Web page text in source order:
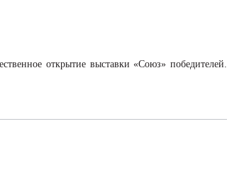
открытие выставки «Союз» победителей.